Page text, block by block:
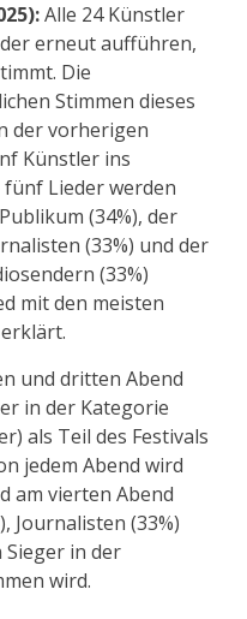
Alle 24 Künstler
erneut aufführen,
Die
Stimmen dieses
der vorherigen
Künstler ins
Lieder werden
(34%), der
(33%) und der
(33%)
mit den meisten
und dritten Abend
in der Kategorie
als Teil des Festivals
jedem Abend wird
am vierten Abend
Journalisten (33%)
Sieger in der
wird.